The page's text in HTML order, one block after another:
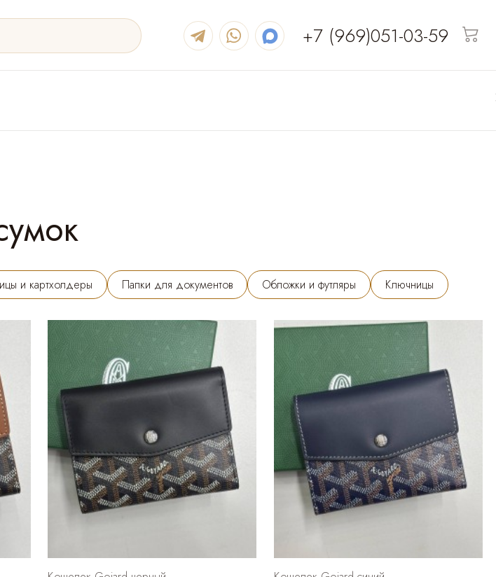
+7 (969)051-03-59
и картхолдеры Папки для документов Обложки и футляры Ключницы